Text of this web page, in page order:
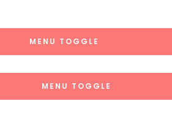
MENU TOGGLE
MENU TOGGLE